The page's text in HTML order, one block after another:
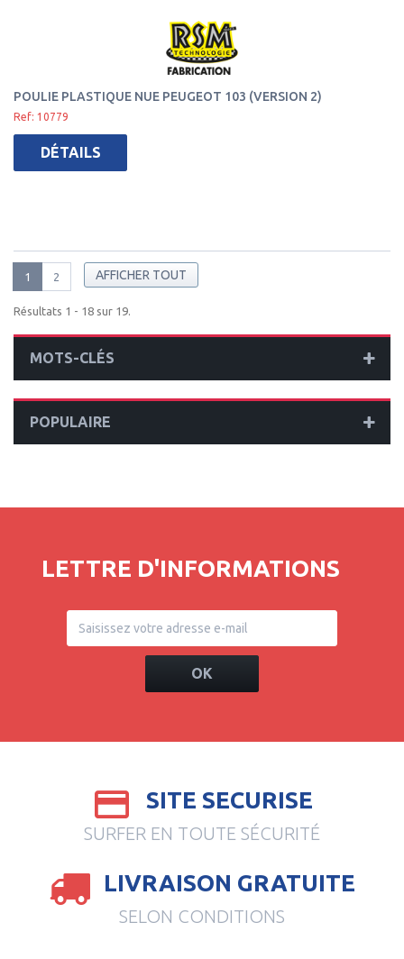
POULIE PLASTIQUE NUE PEUGEOT 103 (VERSION 2)
Ref: 10779
DÉTAILS
AFFICHER TOUT
1 2
Résultats 1 - 18 sur 19.
MOTS-CLÉS
POPULAIRE
LETTRE D'INFORMATIONS
OK
SITE SECURISE
SURFER EN TOUTE SÉCURITÉ
LIVRAISON GRATUITE
SELON CONDITIONS